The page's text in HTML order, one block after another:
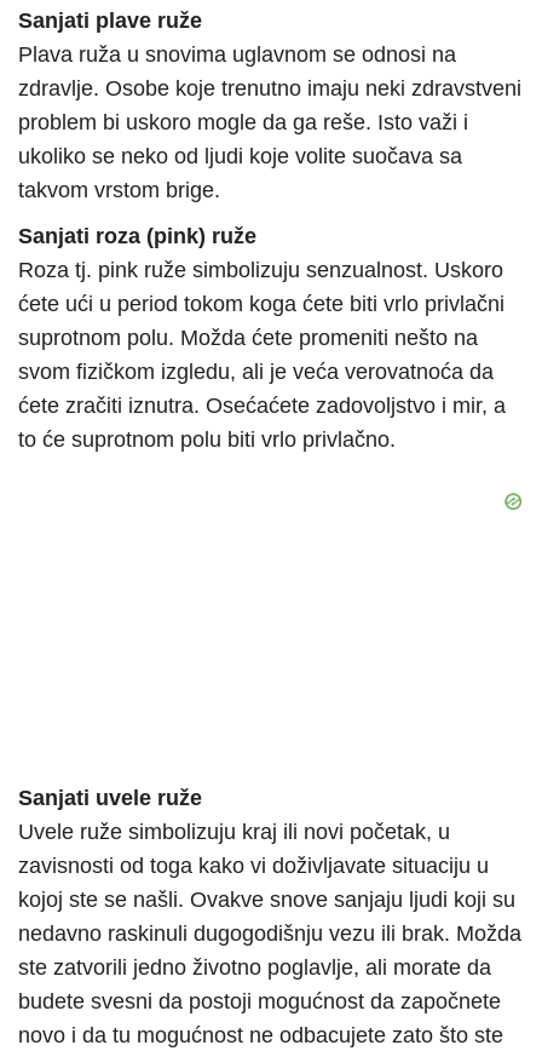
Sanjati plave ruže
Plava ruža u snovima uglavnom se odnosi na
zdravlje. Osobe koje trenutno imaju neki zdravstveni
problem bi uskoro mogle da ga reše. Isto važi i
ukoliko se neko od ljudi koje volite suočava sa
takvom vrstom brige.
Sanjati roza (pink) ruže
Roza tj. pink ruže simbolizuju senzualnost. Uskoro
ćete ući u period tokom koga ćete biti vrlo privlačni
suprotnom polu. Možda ćete promeniti nešto na
svom fizičkom izgledu, ali je veća verovatnoća da
ćete zračiti iznutra. Osećaćete zadovoljstvo i mir, a
to će suprotnom polu biti vrlo privlačno.
Sanjati uvele ruže
Uvele ruže simbolizuju kraj ili novi početak, u
zavisnosti od toga kako vi doživljavate situaciju u
kojoj ste se našli. Ovakve snove sanjaju ljudi koji su
nedavno raskinuli dugogodišnju vezu ili brak. Možda
ste zatvorili jedno životno poglavlje, ali morate da
budete svesni da postoji mogućnost da započnete
novo i da tu mogućnost ne odbacujete zato što ste